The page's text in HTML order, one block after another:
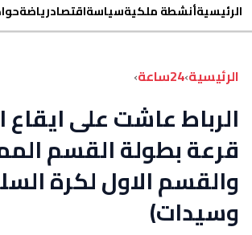
الرئيسيةأنشطة ملكيةسياسةاقتصادرياضة
الرئيسية›24ساعة ›
الرباط عاشت على ايقاع
قرعة بطولة القسم
والقسم الاول لكرة
وسيدات)